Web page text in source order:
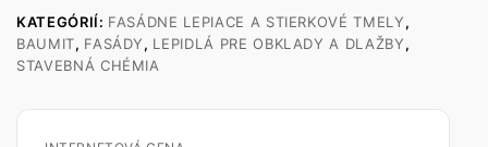
KATEGÓRIÍ: FASÁDNE LEPIACE A STIERKOVÉ TMELY,
BAUMIT, FASÁDY, LEPIDLÁ PRE OBKLADY A DLAŽBY,
STAVEBNÁ CHÉMIA